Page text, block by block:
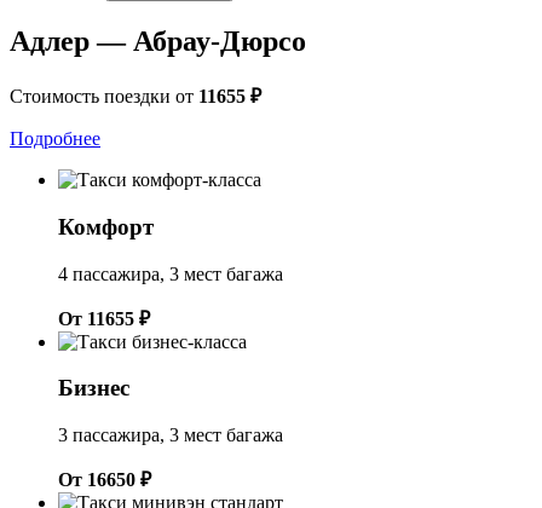
Адлер — Абрау-Дюрсо
Стоимость поездки от 11655 ₽
Подробнее
Комфорт
4 пассажира, 3 мест багажа
От 11655 ₽
Бизнес
3 пассажира, 3 мест багажа
От 16650 ₽